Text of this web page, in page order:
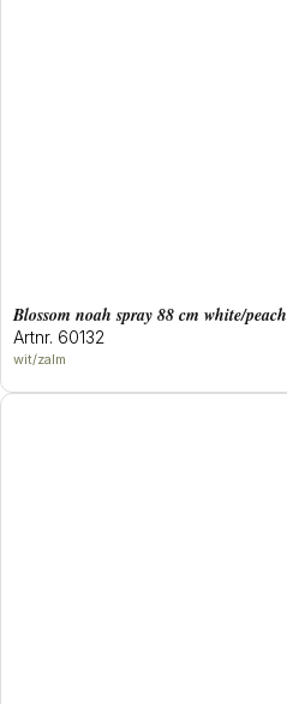
blossom noah spray 88 cm white/peach
Artnr. 60132
wit/zalm